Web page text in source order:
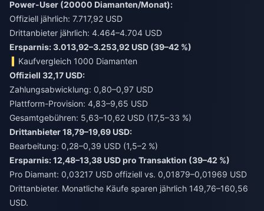
Power-User (20000 Diamanten/Monat):
Offiziell jährlich: 7.717,92 USD
Drittanbieter jährlich: 4.464–4.704 USD
Ersparnis: 3.013,92–3.253,92 USD (39–42 %)
Kaufvergleich 1000 Diamanten
Offiziell 32,17 USD:
Zahlungsabwicklung: 0,80–0,97 USD
Plattform-Provision: 4,83–9,65 USD
Gesamtgebühren: 5,63–10,62 USD (17,5–33 %)
Drittanbieter 18,79–19,69 USD:
Bearbeitung: 0,28–0,39 USD (1,5–2 %)
Ersparnis: 12,48–13,38 USD pro Transaktion (39–42 %)
Pro Diamant: 0,03217 USD offiziell vs. 0,01879–0,01969 USD
Drittanbieter. Monatliche Käufe sparen jährlich 149,76–160,56
USD.